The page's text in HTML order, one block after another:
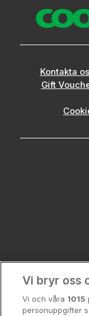
Kontakta
Gift
Vi bryr oss
Vi och våra 1015
personuppgifter